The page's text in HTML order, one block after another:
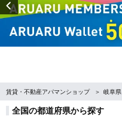
Previous
賃貸・不動産アパマンショップ 岐阜県
全国の都道府県から探す